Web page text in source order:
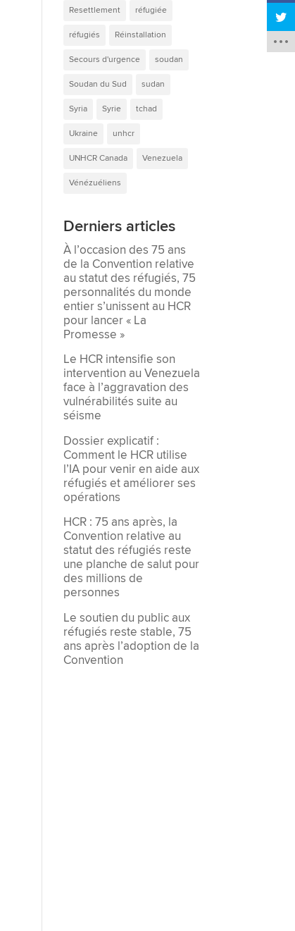
Resettlement réfugiée
réfugiés Réinstallation
Secours d'urgence soudan
Soudan du Sud sudan
Syria Syrie tchad
Ukraine unhcr
UNHCR Canada Venezuela
Vénézuéliens
Derniers articles
À l’occasion des 75 ans
de la Convention relative
au statut des réfugiés, 75
personnalités du monde
entier s’unissent au HCR
pour lancer « La
Promesse »
Le HCR intensifie son
intervention au Venezuela
face à l’aggravation des
vulnérabilités suite au
séisme
Dossier explicatif :
Comment le HCR utilise
l’IA pour venir en aide aux
réfugiés et améliorer ses
opérations
HCR : 75 ans après, la
Convention relative au
statut des réfugiés reste
une planche de salut pour
des millions de
personnes
Le soutien du public aux
réfugiés reste stable, 75
ans après l’adoption de la
Convention